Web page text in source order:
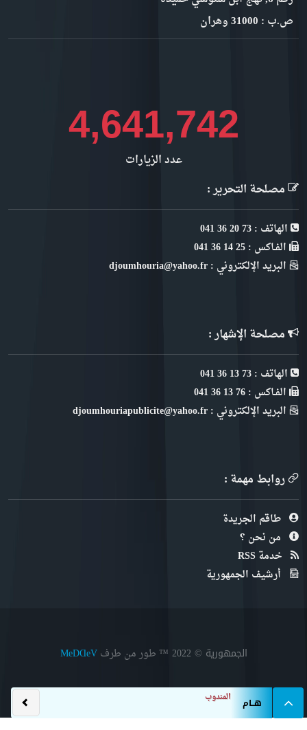
هــام المندوبية الوطنية لل
ص.ب : 31000 وهران
5,063,714
عدد الزيارات
مصلحة التحرير :
الهاتف : 73 20 36 041
الفـاكس : 25 14 36 041
البريد الإلكتروني : djoumhouria@yahoo.fr
مصلحة الإشهار :
الهاتف : 73 13 36 041
الفـاكس : 76 13 36 041
البريد الإلكتروني : djoumhouriapublicite@yahoo.fr
روابط مهمة :
طاقم الجريدة
من نحن ؟
خدمة RSS
أرشيف الجمهورية
الجمهورية © 2022 ™ طور من طرفMeDⱭeV